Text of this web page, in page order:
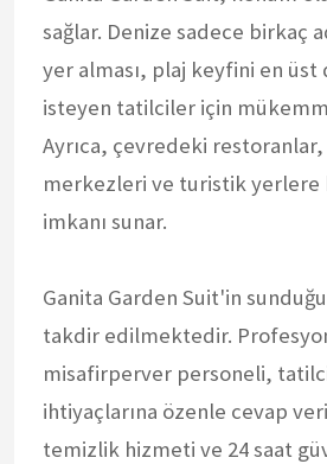
sağlar. Denize sadece birkaç
yer alması, plaj keyfini en üst
isteyen tatilciler için
Ayrıca, çevredeki restoranlar,
merkezleri ve turistik yerlere
imkanı sunar.
Ganita Garden Suit'in
takdir edilmektedir.
misafirperver personeli,
ihtiyaçlarına özenle cevap
temizlik hizmeti ve 24 saat